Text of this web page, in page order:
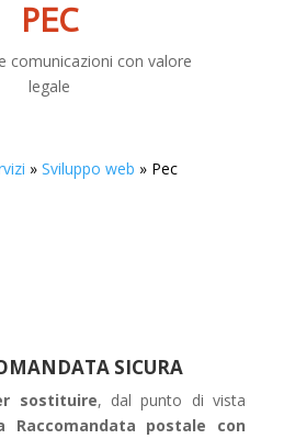
PEC
comunicazioni con valore
legale
»Sviluppo web » Pec
SICURA
sostituire, dal punto di vista
Raccomandata postale con